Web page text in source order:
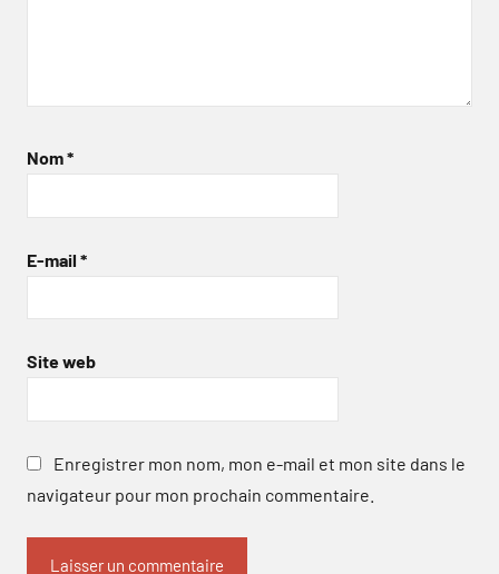
Nom*
E-mail *
Site web
Enregistrer mon nom, mon e-mail et mon site dans le
navigateur pour mon prochain commentaire.